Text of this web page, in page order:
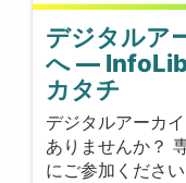
デジタルア
へ ― InfoLib
カタチ
デジタルアーカ
ありませんか？
にご参加くださ